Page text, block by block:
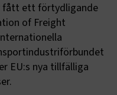
fått ett förtydligande
of Freight
EU:s nya tillfälliga